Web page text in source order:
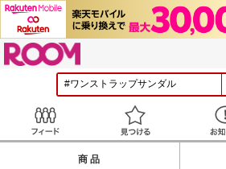
見つける
商品